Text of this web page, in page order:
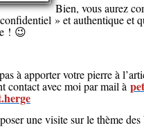
Bien, vous aurez
» et authentique et
! 😉
à apporter votre pierre à
contact avec moi par mail à
une visite sur le thème